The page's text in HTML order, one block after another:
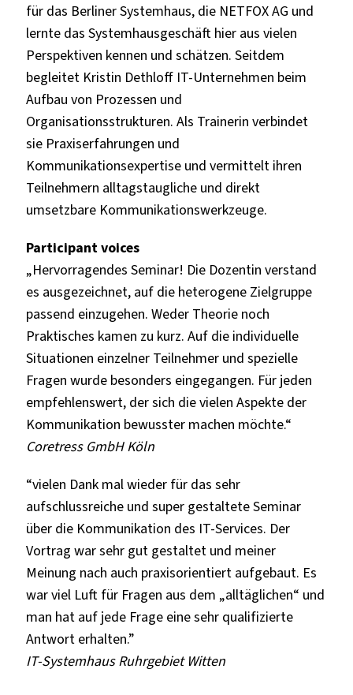
für das Berliner Systemhaus, die NETFOX AG und
lernte das Systemhausgeschäft hier aus vielen
Perspektiven kennen und schätzen. Seitdem
begleitet Kristin Dethloff IT-Unternehmen beim
Aufbau von Prozessen und
Organisationsstrukturen. Als Trainerin verbindet
sie Praxiserfahrungen und
Kommunikationsexpertise und vermittelt ihren
Teilnehmern alltagstaugliche und direkt
umsetzbare Kommunikationswerkzeuge.
Participant voices
„Hervorragendes Seminar! Die Dozentin verstand
es ausgezeichnet, auf die heterogene Zielgruppe
passend einzugehen. Weder Theorie noch
Praktisches kamen zu kurz. Auf die individuelle
Situationen einzelner Teilnehmer und spezielle
Fragen wurde besonders eingegangen. Für jeden
empfehlenswert, der sich die vielen Aspekte der
Kommunikation bewusster machen möchte.“
Coretress GmbH Köln
“vielen Dank mal wieder für das sehr
aufschlussreiche und super gestaltete Seminar
über die Kommunikation des IT-Services. Der
Vortrag war sehr gut gestaltet und meiner
Meinung nach auch praxisorientiert aufgebaut. Es
war viel Luft für Fragen aus dem „alltäglichen“ und
man hat auf jede Frage eine sehr qualifizierte
Antwort erhalten.”
IT-Systemhaus Ruhrgebiet Witten